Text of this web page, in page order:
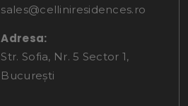
sales@celliniresidences.ro
Adresa:
Str. Sofia, Nr. 5 Sector 1,
București